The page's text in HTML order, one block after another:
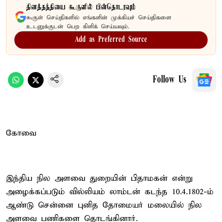
தினத்தந்தியை கூகுளில் பின்தொடரவும்
கூகுள் செய்திகளில் எங்களின் முக்கியச் செய்திகளை
உடனுக்குடன் பெற கிளிக் செய்யவும்.
Add as Preferred Source
Follow Us
கோவை
இந்திய நில அளவை துறையின் பிதாமகன் என்று
அழைக்கப்படும் வில்லியம் லாம்டன் கடந்த 10.4.1802-ம்
ஆண்டு சென்னை புனித தோமையர் மலையில் நில
அளவை பணிகளை தொடங்கினார்.